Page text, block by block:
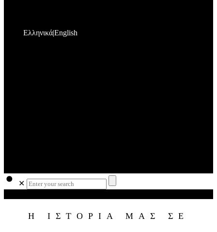
ΕλληνικάEnglish
✕
Η ΙΣΤΟΡΙΑ ΜΑΣ ΣΕ